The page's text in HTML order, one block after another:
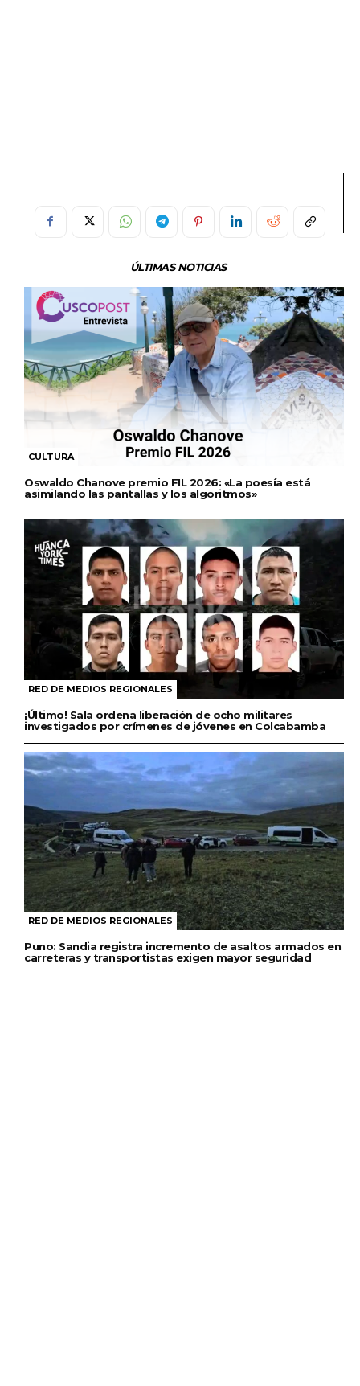
ÚLTIMAS NOTICIAS
CULTURA
Oswaldo Chanove premio FIL 2026: «La poesía está
asimilando las pantallas y los algoritmos»
RED DE MEDIOS REGIONALES
¡Último! Sala ordena liberación de ocho militares
investigados por crímenes de jóvenes en Colcabamba
RED DE MEDIOS REGIONALES
Puno: Sandia registra incremento de asaltos armados en
carreteras y transportistas exigen mayor seguridad